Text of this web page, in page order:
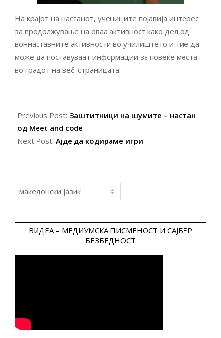
На крајот на настанот, учениците појавија интерес
за продолжување на оваа активност како дел од
воннаставните активности во училиштето и тие да
може да поставуваат информации за повеќе места
во градот на веб-страницата.
10-
15
Previous Post: Заштитници на шумите – настан
од Meet and code
Next Post: Ајде да кодираме игри
a
ВИДЕА – МЕДИУМСКА ПИСМЕНОСТ И САЈБЕР
БЕЗБЕДНОСТ